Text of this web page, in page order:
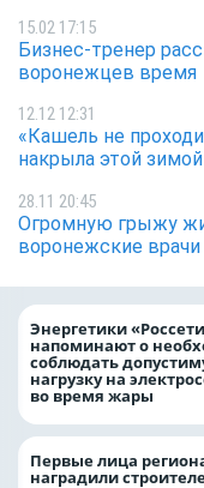
15.02 17:15
Бизнес-тренер
воронежцев время
12.12 12:31
«Кашель не
накрыла этой
28.11 20:45
Огромную грыжу
воронежские врачи
Энергетики
напоминают о
соблюдать
нагрузку на
во время жары
Первые лица
наградили